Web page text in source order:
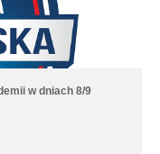
w dniach 8/9